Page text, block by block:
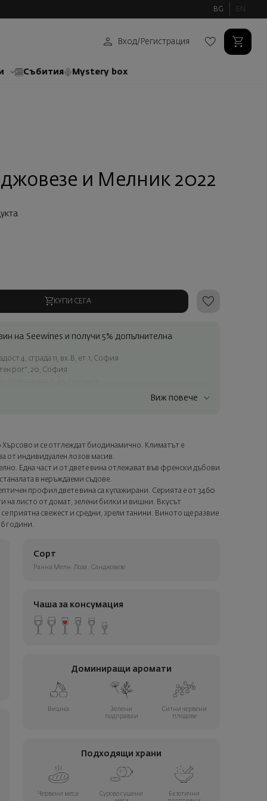
BG EN
Вход/ Регистрация
Събития Mystery box
и Мелник 2022
КУПИ СЕГА
на Seewines и получи 5% допълнителна
4, сграда 11, вх.В, ет.1, София
рог", 20, София
страна
опаковка и персонализирана картичка с ваше пожелание.
стъпка от поръчката.
Виж повече
Хърсово и се отглеждат биодинамично. Климатът е
от индивидуален лозов масив.
Една част и от двете вина отлежават във френски дъбови
в неръждаеми съдове.
профил двете вина са купажирани. Серията е от 3460
на листо от домат, зелени билки и вишни. Вкусът
приятна свежест и средни, зрели танини. Виното ще развие
6 години.
Сорт
Ранна Мелн. Лоза Санджовезе
Чаша за консумация
Доминиращи аромати
Вишна
Зелени
подправки
Ситни червени
плодове
Подходящи храни
Червени меса
Сурово сушени
Екзотични